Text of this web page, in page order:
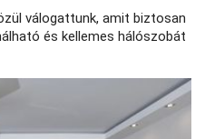
válogattunk, amit biztosan
és kellemes hálószobát